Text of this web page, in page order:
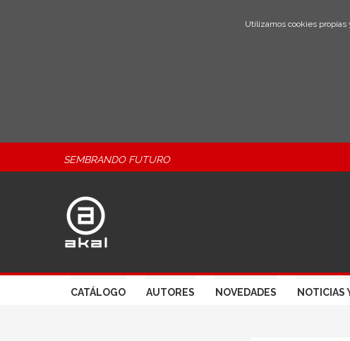
Utilizamos cookies
SEMBRANDO FUTURO
CATÁLOGO AUTORES NOVEDADES NOTICIAS